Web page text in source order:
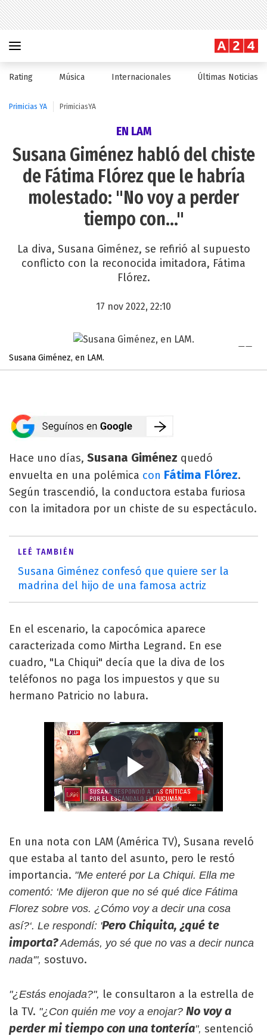
Rating Música Internacionales Últimas Noticias
Primicias YA PrimiciasYA
EN LAM
Susana Giménez habló del chiste
de Fátima Flórez que le habría
molestado: "No voy a perder
tiempo con..."
La diva, Susana Giménez, se refirió al supuesto
conflicto con la reconocida imitadora, Fátima
Flórez.
17 nov 2022, 22:10
Susana Giménez, en LAM.
Hace uno días, Susana Giménez quedó
envuelta en una polémica con Fátima Flórez.
Según trascendió, la conductora estaba furiosa
con la imitadora por un chiste de su espectáculo.
LEÉ TAMBIÉN
Susana Giménez confesó que quiere ser la
madrina del hijo de una famosa actriz
En el escenario, la capocómica aparece
caracterizada como Mirtha Legrand. En ese
cuadro, "La Chiqui" decía que la diva de los
teléfonos no paga los impuestos y que su
hermano Patricio no labura.
En una nota con LAM (América TV), Susana reveló
que estaba al tanto del asunto, pero le restó
importancia. "Me enteré por La Chiqui. Ella me
comentó: ‘Me dijeron que no sé qué dice Fátima
Florez sobre vos. ¿Cómo voy a decir una cosa
así?‘. Le respondí: 'Pero Chiquita, ¿qué te
importa?Además, yo sé que no vas a decir nunca
nada'", sostuvo.
"¿Estás enojada?", le consultaron a la estrella de
la TV. "¿Con quién me voy a enojar? No voy a
perder mi tiempo con una tontería", sentenció